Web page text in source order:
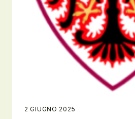
2 GIUGNO 2025